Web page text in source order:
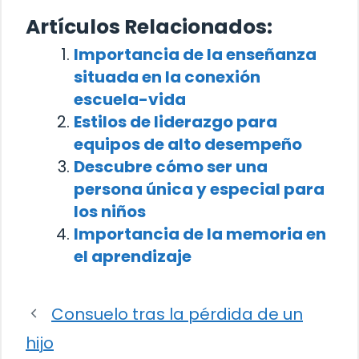
Artículos Relacionados:
Importancia de la enseñanza
situada en la conexión
escuela-vida
Estilos de liderazgo para
equipos de alto desempeño
Descubre cómo ser una
persona única y especial para
los niños
Importancia de la memoria en
el aprendizaje
Consuelo tras la pérdida de un
hijo